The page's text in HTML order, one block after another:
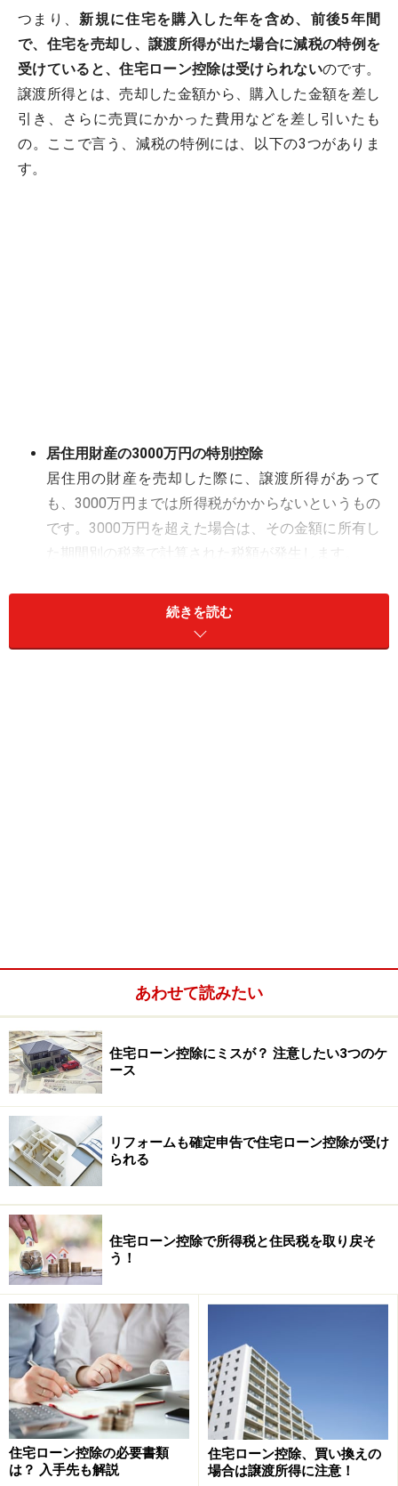
つまり、新規に住宅を購入した年を含め、前後5年間
で、住宅を売却し、譲渡所得が出た場合に減税の特例を
受けていると、住宅ローン控除は受けられないのです。
譲渡所得とは、売却した金額から、購入した金額を差し
引き、さらに売買にかかった費用などを差し引いたも
の。ここで言う、減税の特例には、以下の3つがありま
す。
居住用財産の3000万円の特別控除
居住用の財産を売却した際に、譲渡所得があって
も、3000万円までは所得税がかからないというもの
です。3000万円を超えた場合は、その金額に所有し
た期間別の税率で計算された税額が発生します。
所有期間が5年を超える居住用財産を売却した際
に、適用される軽減税率。3000万円の特例と併せて
特定の居住用財産の買い換え特例
居住用財産を売った金額より、買い換えた住宅の取
得金額の方が大きければ、課税されないという制度
です。この制度は税金の支払いを免除する制度では
なく、課税の繰り延べをするものです。この特例を
受けるには、所有期間10年超、居住期間が通算で10
年以上などの条件があります。また、この特例を受
ける場合も、新規に借り入れた住宅ローンに対する
控除は受けられません。
買い換えで譲渡損失が出たときは、繰越控
除が終了してから
譲渡所得とは逆に、買い換えによって譲渡損失が出た場
続きを読む
あわせて読みたい
住宅ローン控除にミスが？ 注意したい3つのケ
ース
リフォームも確定申告で住宅ローン控除が受け
られる
住宅ローン控除で所得税と住民税を取り戻そ
う！
住宅ローン控除の必要書類
は？ 入手先も解説
住宅ローン控除、買い換えの
場合は譲渡所得に注意！